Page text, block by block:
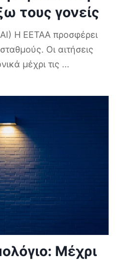
τους γονείς
Η ΕΕΤΑΑ προσφέρει
Οι αιτήσεις
μέχρι τις ...
Μέχρι